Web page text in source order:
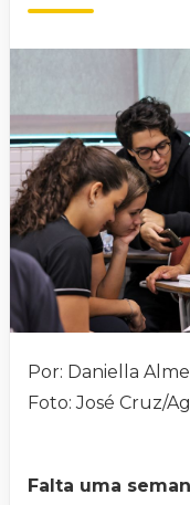
Por: Daniella
Foto: José Cruz/
Falta uma